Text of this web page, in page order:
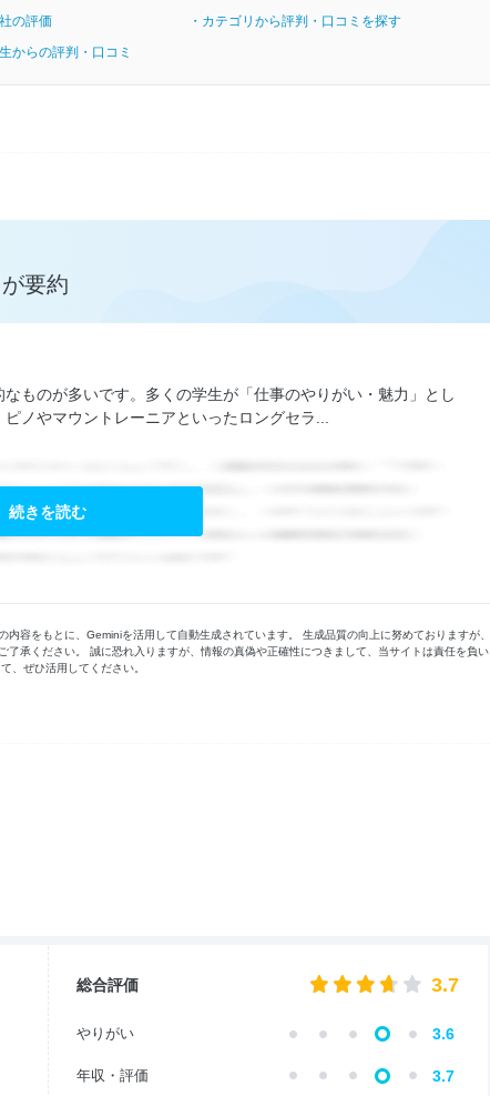
の評価
・カテゴリから評判・口コミを探す
からの評判・口コミ
要約
ものが多いです。多くの学生が「仕事のやりがい・魅力」とし
ノやマウントレーニアといったロングセラ...
続きを読む
容をもとに、Geminiを活用して自動生成されています。 生成品質の向上に努めておりますが、
承ください。 誠に恐れ入りますが、情報の真偽や正確性につきまして、当サイトは責任を負い
、ぜひ活用してください。
総合評価 3.7
やりがい 3.6
年収・評価 3.7